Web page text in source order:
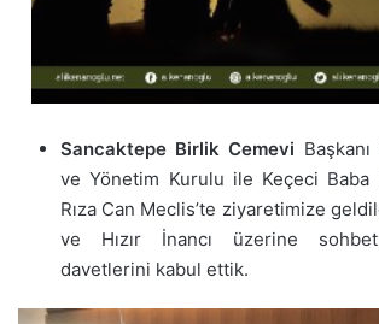
Sancaktepe Birlik Cemevi
ve Yönetim Kurulu ile Keçeci Baba
Rıza Can Meclis’te ziyaretimize
ve Hızır İnancı üzerine
davetlerini kabul ettik.